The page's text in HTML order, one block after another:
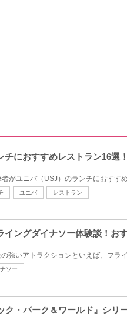
チにおすすめレストラン16
者がユニバ（USJ）のランチにおすす
ユニバ レストラン
イングダイナソー体験談！
強いアトラクションといえば、フラ
ソー
ク・パーク＆ワールド』シ